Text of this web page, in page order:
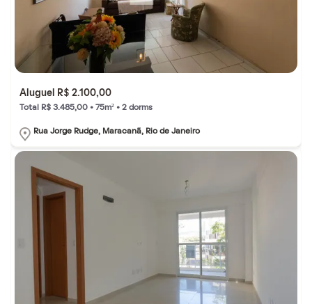
Aluguel R$ 2.100,00
Total R$ 3.485,00 • 75m² • 2 dorms
Rua Jorge Rudge, Maracanã, Rio de Janeiro